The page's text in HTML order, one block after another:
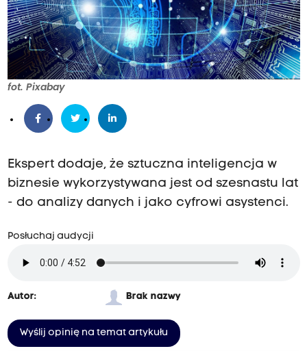
fot. Pixabay
Ekspert dodaje, że sztuczna inteligencja w
biznesie wykorzystywana jest od szesnastu lat
- do analizy danych i jako cyfrowi asystenci.
Posłuchaj audycji
Autor: Brak nazwy
Wyślij opinię na temat artykułu